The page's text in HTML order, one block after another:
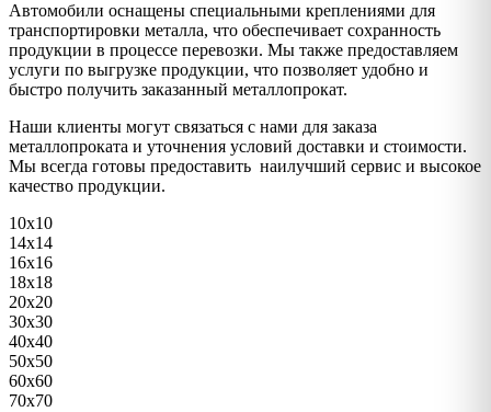
Автомобили оснащены специальными креплениями для
транспортировки металла, что обеспечивает сохранность
продукции в процессе перевозки. Мы также предоставляем
услуги по выгрузке продукции, что позволяет удобно и
быстро получить заказанный металлопрокат.
Наши клиенты могут связаться с нами для заказа
металлопроката и уточнения условий доставки и стоимости.
Мы всегда готовы предоставить наилучший сервис и высокое
качество продукции.
10х10
14х14
16х16
18х18
20х20
30х30
40х40
50х50
60х60
70х70